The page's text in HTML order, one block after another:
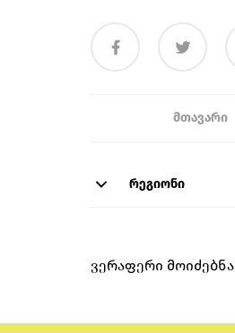
ᲛᲗᲐᲕᲐᲠᲘ
რეგიონი
ვერაფერი მოიძებნა